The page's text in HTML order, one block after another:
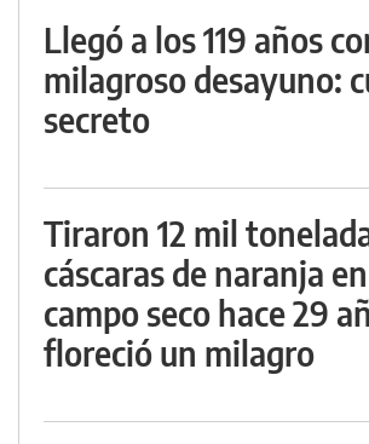
Llegó a los 119 años
milagroso desayuno:
secreto
Tiraron 12 mil
cáscaras de naranja
campo seco hace 29
floreció un milagro